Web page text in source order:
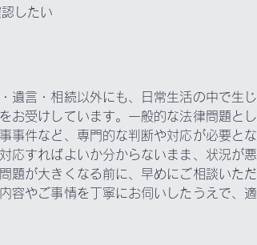
したい
遺言・相続以外にも、日常生活の中で生じ
お受けしています。一般的な法律問題とし
事件など、専門的な判断や対応が必要とな
応すればよいか分からないまま、状況が悪
題が大きくなる前に、早めにご相談いただ
容やご事情を丁寧にお伺いしたうえで、適